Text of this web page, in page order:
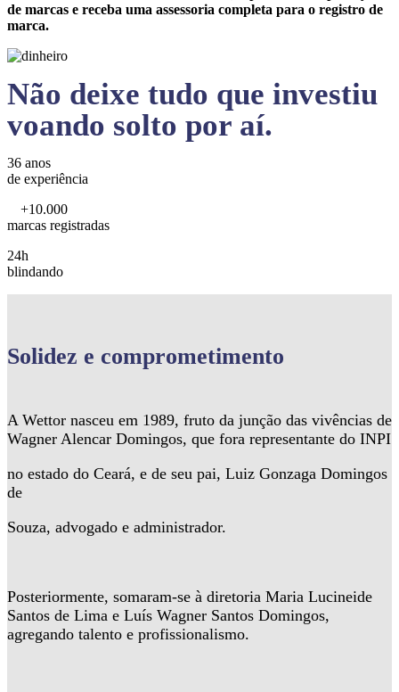
de marcas e receba uma assessoria completa para o registro de
marca.
Não deixe tudo que investiu
voando solto por aí.
36 anos
de experiência
+10.000
marcas registradas
24h
blindando
Solidez e comprometimento
A Wettor nasceu em 1989, fruto da junção das vivências de
Wagner Alencar Domingos, que fora representante do INPI
no estado do Ceará, e de seu pai, Luiz Gonzaga Domingos
de
Souza, advogado e administrador.
Posteriormente, somaram-se à diretoria Maria Lucineide
Santos de Lima e Luís Wagner Santos Domingos,
agregando talento e profissionalismo.